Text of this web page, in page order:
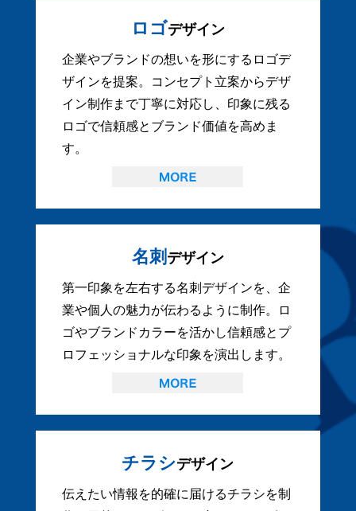
ロゴデザイン
企業やブランドの想いを形にするロゴデ
ザインを提案。コンセプト立案からデザ
イン制作まで丁寧に対応し、印象に残る
ロゴで信頼感とブランド価値を高めま
す。
名刺 デザイン
第一印象を左右する名刺デザインを、企
業や個人の魅力が伝わるように制作。ロ
ゴやブランドカラーを活かし信頼感とプ
ロフェッショナルな印象を演出します。
チラシデザイン
伝えたい情報を的確に届けるチラシを制